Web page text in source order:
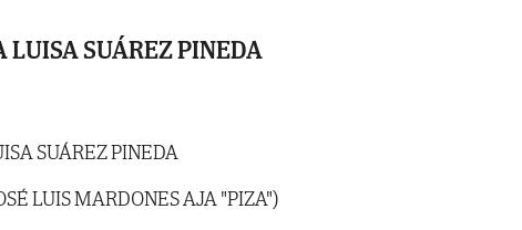
LUISA SUÁREZ PINEDA
SUÁREZ PINEDA
LUIS MARDONES AJA "PIZA")